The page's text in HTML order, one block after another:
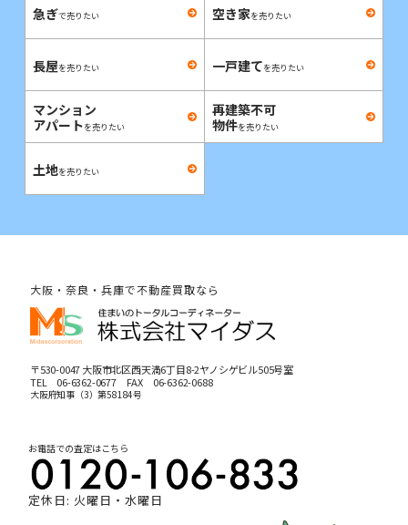
急ぎで売りたい 空き家を売りたい
長屋を売りたい 一戸建てを売りたい
マンション
アパートを売りたい
再建築不可
物件を売りたい
土地を売りたい
大阪・奈良・兵庫で不動産買取なら
〒530-0047 大阪市北区西天満6丁目8-2ヤノシゲビル505号室
TEL 06-6362-0677FAX 06-6362-0688
大阪府知事（3）第58184号
お電話での査定はこちら
定休日: 火曜日・水曜日